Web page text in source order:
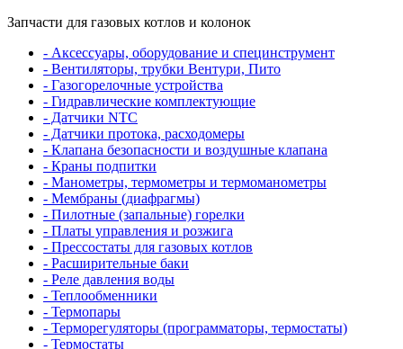
Запчасти для газовых котлов и колонок
- Аксессуары, оборудование и специнструмент
- Вентиляторы, трубки Вентури, Пито
- Газогорелочные устройства
- Гидравлические комплектующие
- Датчики NTC
- Датчики протока, расходомеры
- Клапана безопасности и воздушные клапана
- Краны подпитки
- Манометры, термометры и термоманометры
- Мембраны (диафрагмы)
- Пилотные (запальные) горелки
- Платы управления и розжига
- Прессостаты для газовых котлов
- Расширительные баки
- Реле давления воды
- Теплообменники
- Термопары
- Терморегуляторы (программаторы, термостаты)
- Термостаты